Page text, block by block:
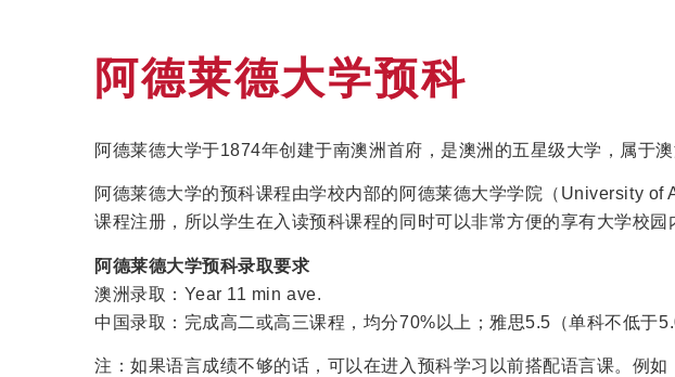
阿德莱德大学预科
阿德莱德大学于1874年创建于南澳洲首府，是澳洲的五星级大学，属于
阿德莱德大学的预科课程由学校内部的阿德莱德大学学院（University
课程注册，所以学生在入读预科课程的同时可以非常方便的享有大学校
阿德莱德大学预科录取要求
澳洲录取：Year 11 min ave.
中国录取：完成高二或高三课程，均分70%以上；雅思5.5（单科不低于
注：如果语言成绩不够的话，可以在进入预科学习以前搭配语言课。例